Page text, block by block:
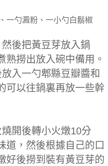
一勺澱粉、一小勺白鬍椒
後把黃豆芽放入鍋
熟撈出放入碗中備用。
入一勺郫縣豆瓣醬和
可以往鍋裏再放一些幹
開後轉小火燉10分
道，然後根據自己的口
好後撈到裝有黃豆芽的